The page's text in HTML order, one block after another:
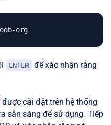
ENTER
để xác nhận rằng
được cài đặt trên hệ thống
sẵn sàng để sử dụng. Tiếp